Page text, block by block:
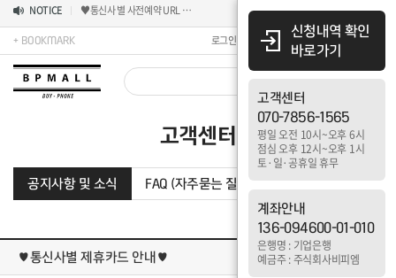
NOTICE ♥통신사 별 사전예약 URL 안내♥
+ BOOKMARK 로그인 회원가입 주문배송조회 고객센터
고객센터
공지사항 및 소식 FAQ (자주묻는 질문)
♥통신사별 제휴카드 안내♥
신청내역 확인
바로가기
고객센터
070-7856-1565
평일 오전 10시~오후 6시
점심 오후 12시~오후 1시
토·일·공휴일 휴무
계좌안내
136-094600-01-010
은행명 : 기업은행
예금주 : 주식회사비피엠